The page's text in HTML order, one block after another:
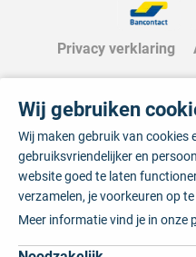
Privacy verklaring
Wij gebruiken
Wij maken gebruik van cookies
gebruiksvriendelijker en
website goed te laten
verzamelen, je voorkeuren op
Meer informatie vind je in onze